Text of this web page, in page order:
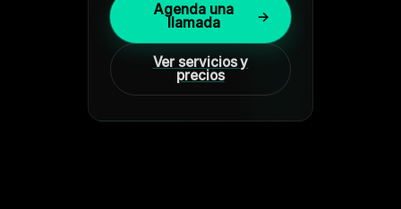
Agenda una
llamada →
Ver servicios y
precios